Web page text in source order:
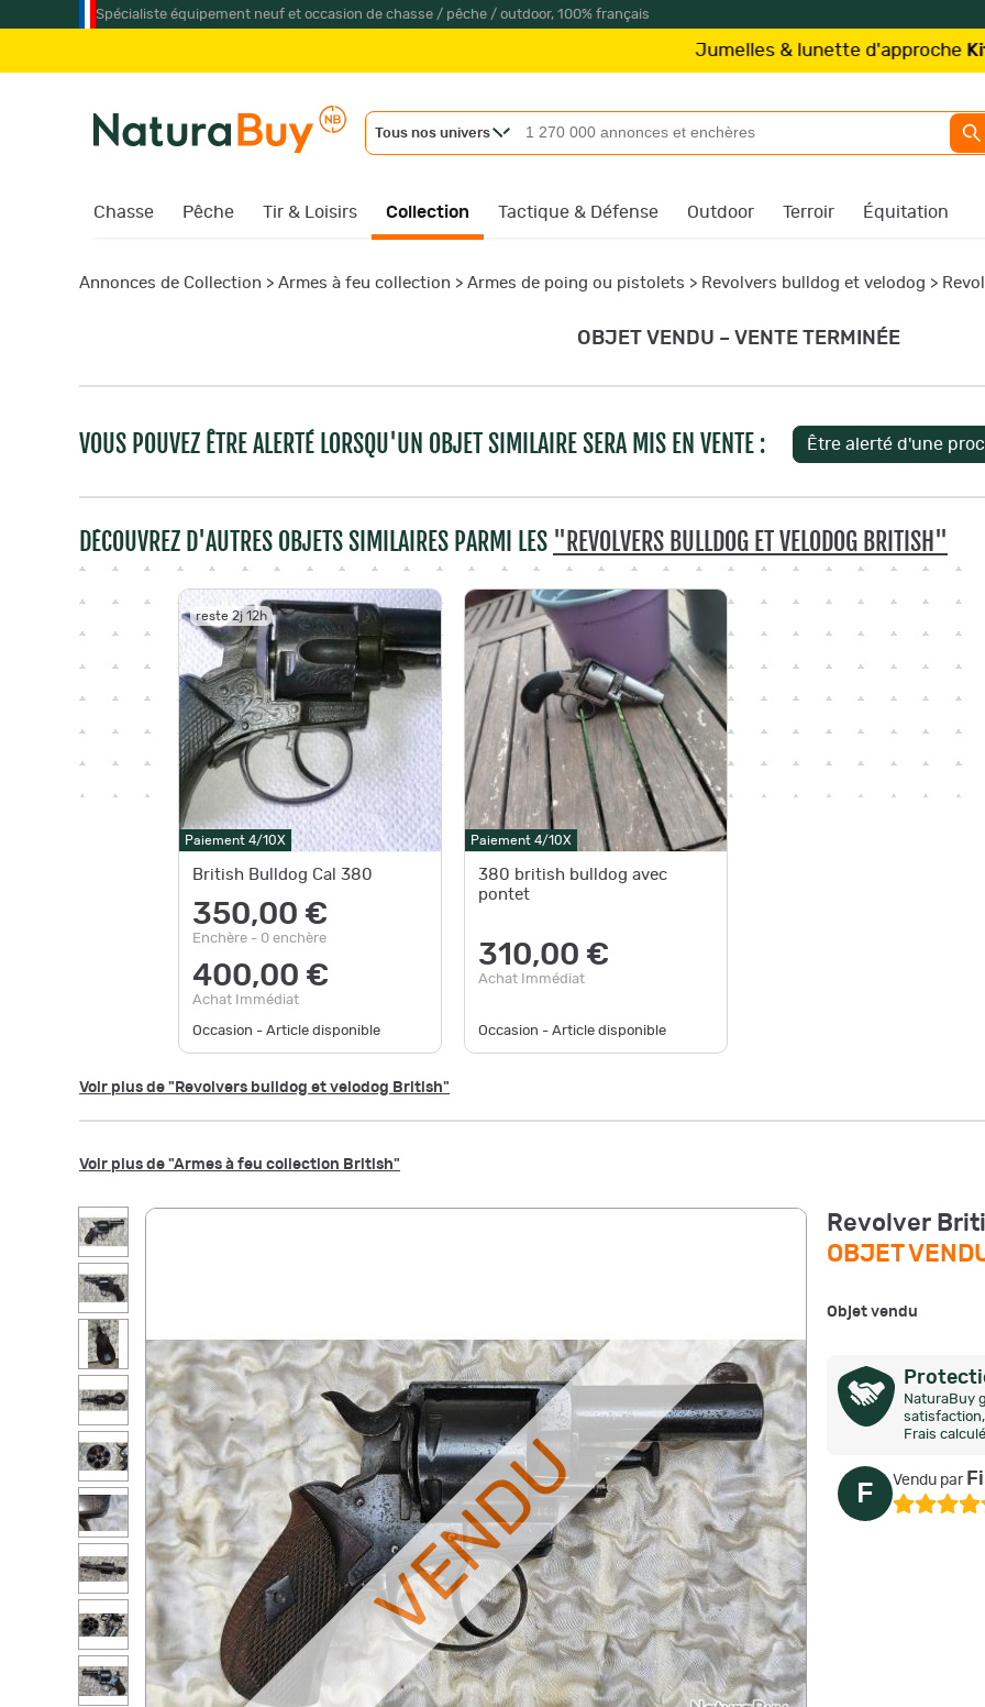
Spécialiste équipement neuf et occasion de chasse / pêche / outdoor, 100% français
Jumelles & lunette d'approcheKite Optics à
Tous nos univers
Chasse Pêche Tir & Loisirs Collection Tactique & Défense Outdoor Terroir Équitation
Annonces de Collection > Armes à feu collection > Armes de poing ou pistolets > Revolvers bulldog et velodog >
OBJET VENDU – VENTE TERMINÉE
VOUS POUVEZ ÊTRE ALERTÉ LORSQU'UN OBJET SIMILAIRE SERA MIS EN VENTE :
DÉCOUVREZ D'AUTRES OBJETS SIMILAIRES PARMI LES "REVOLVERS BULLDOG ET VELODOG BRITISH"
reste 2j 12h
Paiement 4/10X
British Bulldog Cal 380
350,00 €
Enchère - 0 enchère
400,00 €
Achat Immédiat
Occasion - Article disponible
Paiement 4/10X
380 british bulldog avec
pontet
310,00 €
Achat Immédiat
Occasion - Article disponible
Voir plus de "Revolvers bulldog et velodog British"
Voir plus de "Armes à feu collection British"
VENDU
Revolver
OBJET
Objet vendu
NaturaBuy
Frais
F Vendu par